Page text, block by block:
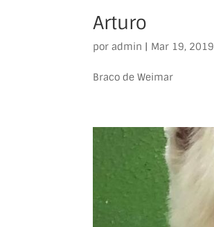
Arturo
poradmin | Mar 19, 2019
Braco de Weimar